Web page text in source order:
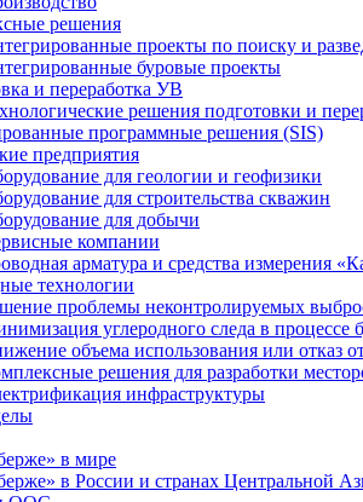
решения
проекты по поиску и
буровые проекты
и переработка УВ
решения подготовки и
программные решения (SIS)
предприятия
для геологии и геофизики
для строительства скважин
для добычи
компании
арматура и средства измерения
технологии
проблемы неконтролируемых
углеродного следа в процессе
объема использования или отказ
решения для разработки
инфраструктуры
в мире
в России и странах Центральной